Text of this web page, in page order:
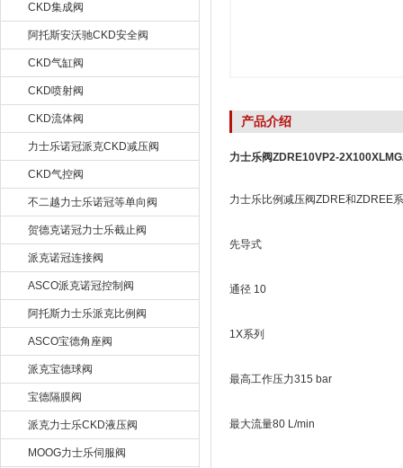
CKD集成阀
阿托斯安沃驰CKD安全阀
CKD气缸阀
CKD喷射阀
CKD流体阀
力士乐诺冠派克CKD减压阀
CKD气控阀
不二越力士乐诺冠等单向阀
贺德克诺冠力士乐截止阀
派克诺冠连接阀
ASCO派克诺冠控制阀
阿托斯力士乐派克比例阀
ASCO宝德角座阀
派克宝德球阀
宝德隔膜阀
派克力士乐CKD液压阀
MOOG力士乐伺服阀
产品介绍
力士乐阀ZDRE10VP2-
力士乐比例减压阀ZDRE和ZDREE
先导式
通径 10
1X系列
最高工作压力315 bar
最大流量80 L/min